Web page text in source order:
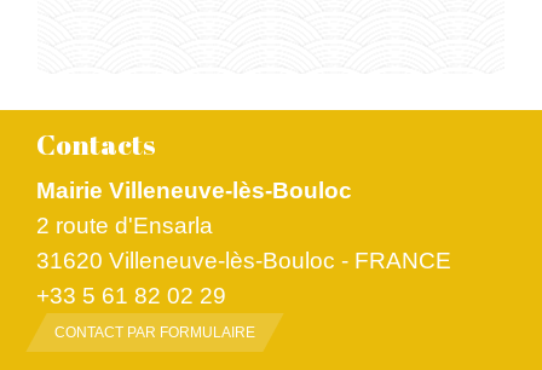
Contacts
Mairie Villeneuve-lès-Bouloc
2 route d'Ensarla
31620 Villeneuve-lès-Bouloc - FRANCE
+33 5 61 82 02 29
CONTACT PAR FORMULAIRE